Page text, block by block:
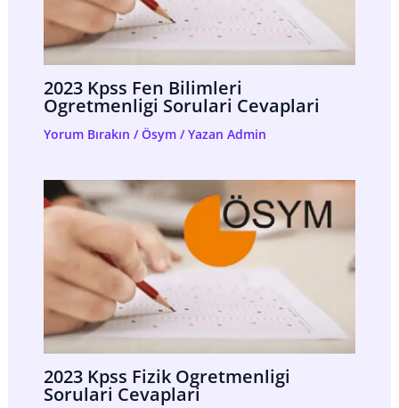
2023 Kpss Fen Bilimleri
Ogretmenligi Sorulari Cevaplari
Yorum Bırakın /Ösym/ Yazan Admin
2023 Kpss Fizik Ogretmenligi
Sorulari Cevaplari